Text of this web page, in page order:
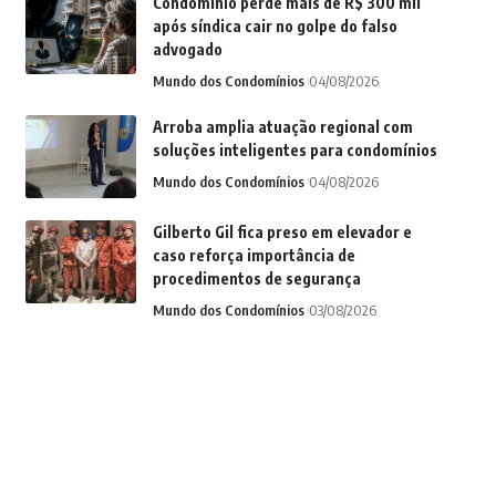
após síndica cair no golpe do falso
advogado
Mundo dos Condomínios 04/08/2026
Arroba amplia atuação regional com
soluções inteligentes para condomínios
Mundo dos Condomínios 04/08/2026
Gilberto Gil fica preso em elevador e
caso reforça importância de
procedimentos de segurança
Mundo dos Condomínios 03/08/2026